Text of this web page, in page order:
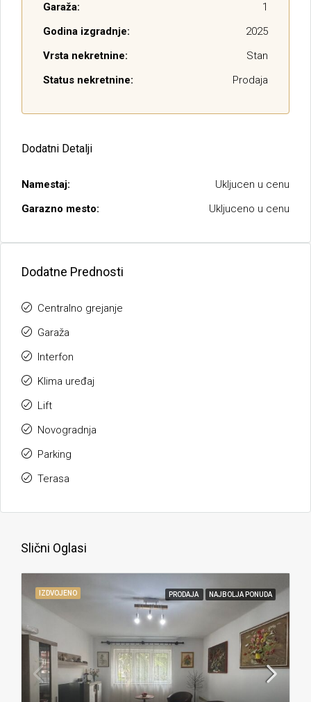
Garaža:
1
Godina izgradnje:
2025
Vrsta nekretnine:
Stan
Status nekretnine:
Prodaja
Dodatni Detalji
Namestaj:
Ukljucen u cenu
Garazno mesto:
Ukljuceno u cenu
Dodatne Prednosti
Centralno grejanje
Garaža
Interfon
Klima uređaj
Lift
Novogradnja
Parking
Terasa
Slični Oglasi
IZDVOJENO PRODAJA NAJBOLJA PONUDA